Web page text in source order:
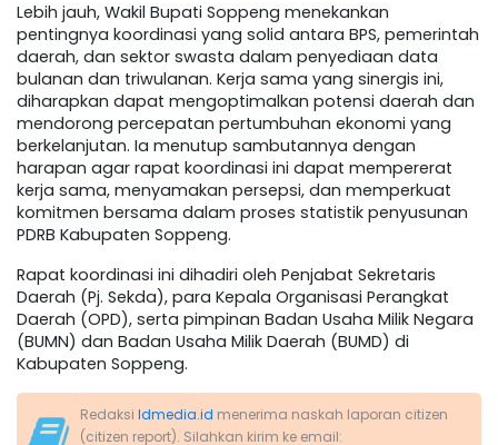
Lebih jauh, Wakil Bupati Soppeng menekankan
pentingnya koordinasi yang solid antara BPS, pemerintah
daerah, dan sektor swasta dalam penyediaan data
bulanan dan triwulanan. Kerja sama yang sinergis ini,
diharapkan dapat mengoptimalkan potensi daerah dan
mendorong percepatan pertumbuhan ekonomi yang
berkelanjutan. Ia menutup sambutannya dengan
harapan agar rapat koordinasi ini dapat mempererat
kerja sama, menyamakan persepsi, dan memperkuat
komitmen bersama dalam proses statistik penyusunan
PDRB Kabupaten Soppeng.
Rapat koordinasi ini dihadiri oleh Penjabat Sekretaris
Daerah (Pj. Sekda), para Kepala Organisasi Perangkat
Daerah (OPD), serta pimpinan Badan Usaha Milik Negara
(BUMN) dan Badan Usaha Milik Daerah (BUMD) di
Kabupaten Soppeng.
Redaksi Idmedia.id menerima naskah laporan citizen
(citizen report). Silahkan kirim ke email: